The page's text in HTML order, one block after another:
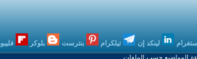
لينكد إن تيلكرام بنترست بلوكر